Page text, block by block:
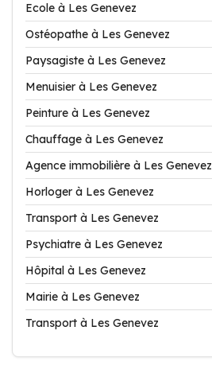
Ecole à Les Genevez
Ostéopathe à Les Genevez
Paysagiste à Les Genevez
Menuisier à Les Genevez
Peinture à Les Genevez
Chauffage à Les Genevez
Agence immobilière à Les Genevez
Horloger à Les Genevez
Transport à Les Genevez
Psychiatre à Les Genevez
Hôpital à Les Genevez
Mairie à Les Genevez
Transport à Les Genevez